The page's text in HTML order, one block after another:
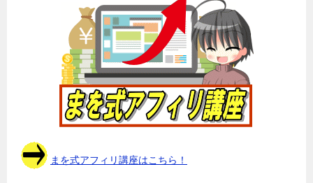
まを式アフィリ講座はこちら！